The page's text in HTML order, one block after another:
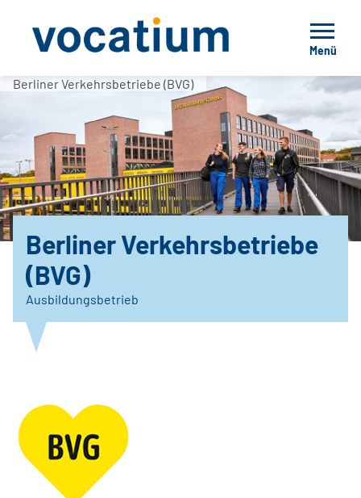
Menü
Berliner Verkehrsbetriebe (BVG)
Berliner Verkehrsbetriebe
(BVG)
Ausbildungsbetrieb